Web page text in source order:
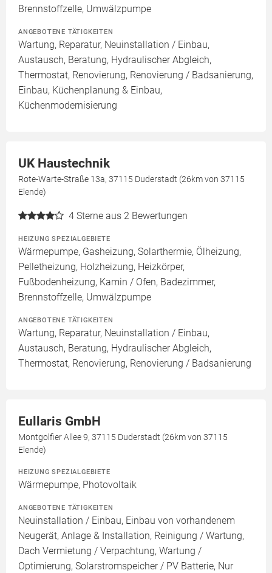
Brennstoffzelle, Umwälzpumpe
ANGEBOTENE TÄTIGKEITEN
Wartung, Reparatur, Neuinstallation / Einbau,
Austausch, Beratung, Hydraulischer Abgleich,
Thermostat, Renovierung, Renovierung / Badsanierung,
Einbau, Küchenplanung & Einbau,
Küchenmodernisierung
UK Haustechnik
Rote-Warte-Straße 13a, 37115 Duderstadt (26km von 37115
Elende)
4 Sterne aus 2 Bewertungen
HEIZUNG SPEZIALGEBIETE
Wärmepumpe, Gasheizung, Solarthermie, Ölheizung,
Pelletheizung, Holzheizung, Heizkörper,
Fußbodenheizung, Kamin / Ofen, Badezimmer,
Brennstoffzelle, Umwälzpumpe
ANGEBOTENE TÄTIGKEITEN
Wartung, Reparatur, Neuinstallation / Einbau,
Austausch, Beratung, Hydraulischer Abgleich,
Thermostat, Renovierung, Renovierung / Badsanierung
Eullaris GmbH
Montgolfier Allee 9, 37115 Duderstadt (26km von 37115
Elende)
HEIZUNG SPEZIALGEBIETE
Wärmepumpe, Photovoltaik
ANGEBOTENE TÄTIGKEITEN
Neuinstallation / Einbau, Einbau von vorhandenem
Neugerät, Anlage & Installation, Reinigung / Wartung,
Dach Vermietung / Verpachtung, Wartung /
Optimierung, Solarstromspeicher / PV Batterie, Nur